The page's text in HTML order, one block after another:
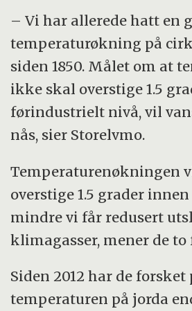
– Vi har allerede hatt en
temperaturøkning på
siden 1850. Målet om at
ikke skal overstige 1.5
førindustrielt nivå, vil
nås, sier Storelvmo.
Temperaturenøkningen
overstige 1.5 grader
mindre vi får redusert
klimagasser, mener de to
Siden 2012 har de
temperaturen på jorda